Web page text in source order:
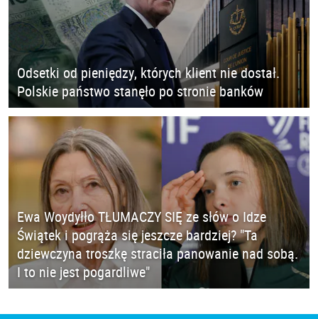
Odsetki od pieniędzy, których klient nie dostał.
Polskie państwo stanęło po stronie banków
Ewa Woydyłło TŁUMACZY SIĘ ze słów o Idze
Świątek i pogrąża się jeszcze bardziej? "Ta
dziewczyna troszkę straciła panowanie nad sobą.
I to nie jest pogardliwe"